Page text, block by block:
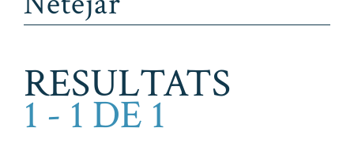
RESULTATS
1 - 1 DE 1